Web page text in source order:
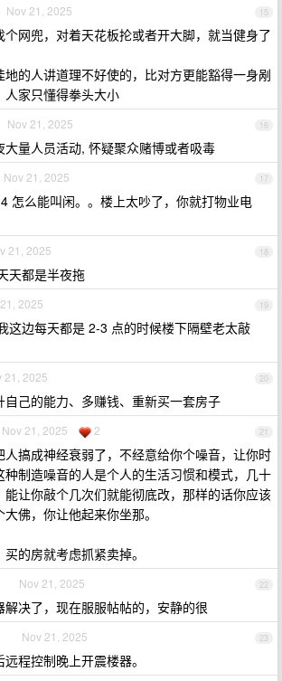
15
Nov 21, 2025
个网兜，对着天花板抡或者开大脚，就当健身了
地的人讲道理不好使的，比对方更能豁得一身剐
人家只懂得拳头大小
16
Nov 21, 2025
大量人员活动, 怀疑聚众赌博或者吸毒
17
Nov 21, 2025
怎么能叫闲。。楼上太吵了，你就打物业电
18
21, 2025
天都是半夜拖
19
2025
这边每天都是 2-3 点的时候楼下隔壁老太敲
20
21, 2025
自己的能力、多赚钱、重新买一套房子
21
Nov 21, 2025 2
人搞成神经衰弱了，不经意给你个噪音，让你时
种制造噪音的人是个人的生活习惯和模式，几十
能让你敲个几次们就能彻底改，那样的话你应该
佛，你让他起来你坐那。
的房就考虑抓紧卖掉。
22
Nov 21, 2025
解决了，现在服服帖帖的，安静的很
23
Nov 21, 2025
程控制晚上开震楼器。